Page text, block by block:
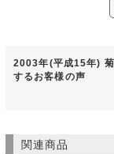
2003年(平成15年)
するお客様の声
関連商品